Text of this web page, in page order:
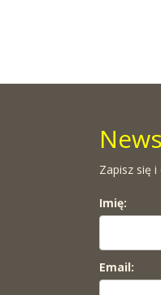
Zapisz się
Imię:
Email: